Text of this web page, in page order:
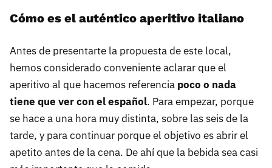
Cómo es el auténtico aperitivo italiano
Antes de presentarte la propuesta de este local,
hemos considerado conveniente aclarar que el
aperitivo al que hacemos referencia poco o nada
tiene que ver con el español. Para empezar, porque
se hace a una hora muy distinta, sobre las seis de la
tarde, y para continuar porque el objetivo es abrir el
apetito antes de la cena. De ahí que la bebida sea casi